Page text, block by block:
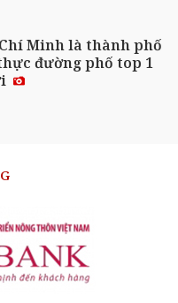
Chí Minh là thành phố
đường phố top 1